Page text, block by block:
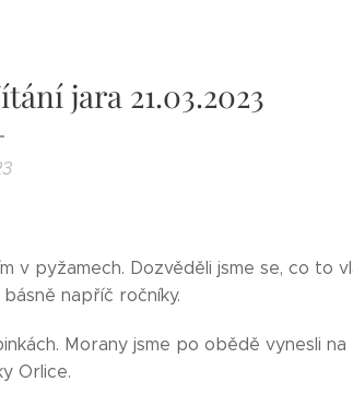
jara 21.03.2023
v pyžamech. Dozvěděli jsme se, co to
napříč ročníky.
Morany jsme po obědě vynesli
Orlice.